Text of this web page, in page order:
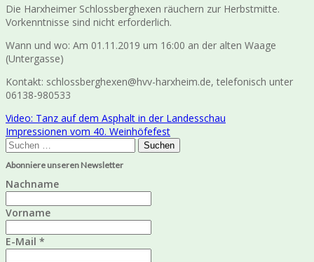
Die Harxheimer Schlossberghexen räuchern zur Herbstmitte.
Vorkenntnisse sind nicht erforderlich.
Wann und wo: Am 01.11.2019 um 16:00 an der alten Waage
(Untergasse)
Kontakt: schlossberghexen@hvv-harxheim.de, telefonisch unter
06138-980533
Beitragsnavigation
Video: Tanz auf dem Asphalt in der Landesschau
Impressionen vom 40. Weinhöfefest
Suchen
nach:
Abonniere unseren Newsletter
Nachname
Vorname
E-Mail *